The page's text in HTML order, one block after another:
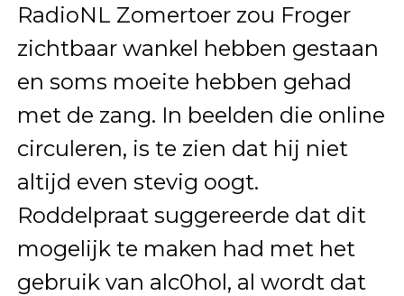
RadioNL Zomertoer zou Froger
zichtbaar wankel hebben gestaan
en soms moeite hebben gehad
met de zang. In beelden die online
circuleren, is te zien dat hij niet
altijd even stevig oogt.
Roddelpraat suggereerde dat dit
mogelijk te maken had met het
gebruik van alc0hol, al wordt dat